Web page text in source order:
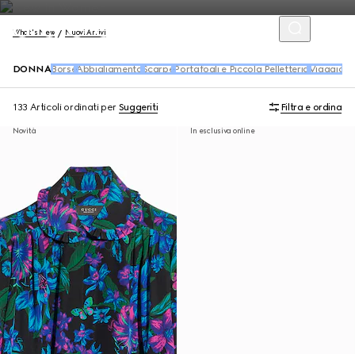
What's New Nuovi Arrivi
DONNABorseAbbigliamento ScarpePortafogli e Piccola Pelletteria Viaggio
133 Articoli ordinati per Suggeriti Filtra e ordina
Novità In esclusiva online